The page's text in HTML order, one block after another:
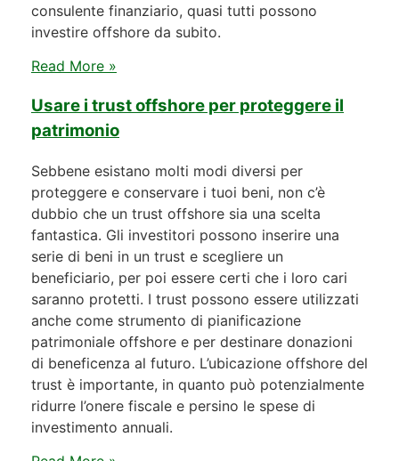
consulente finanziario, quasi tutti possono
investire offshore da subito.
Read More »
Usare i trust offshore per proteggere il
patrimonio
Sebbene esistano molti modi diversi per
proteggere e conservare i tuoi beni, non c’è
dubbio che un trust offshore sia una scelta
fantastica. Gli investitori possono inserire una
serie di beni in un trust e scegliere un
beneficiario, per poi essere certi che i loro cari
saranno protetti. I trust possono essere utilizzati
anche come strumento di pianificazione
patrimoniale offshore e per destinare donazioni
di beneficenza al futuro. L’ubicazione offshore del
trust è importante, in quanto può potenzialmente
ridurre l’onere fiscale e persino le spese di
investimento annuali.